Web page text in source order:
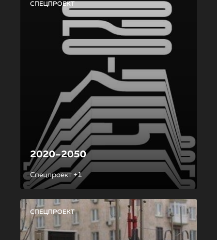
СПЕЦПРОЕКТ
2020–2050
Спецпроект +1
СПЕЦПРОЕКТ